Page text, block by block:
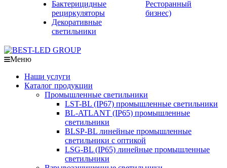
Бактерицидные
рециркуляторы
Декоративные
светильники
Ресторанный
бизнес)
Меню
Наши услуги
Каталог продукции
Промышленные светильники
LST-BL (IP67) промышленные светильники
BL-ATLANT (IP65) промышленные
светильники
BLSP-BL линейные промышленные
светильники с оптикой
LSG-BL (IP65) линейные промышленные
светильники